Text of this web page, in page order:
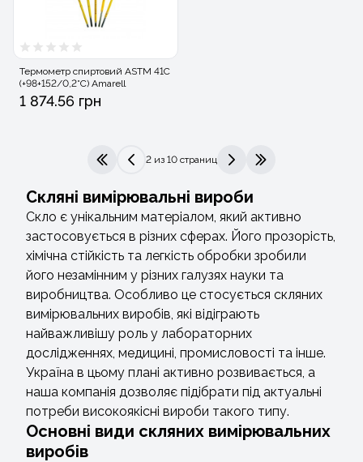
Термометр спиртовий ASTM 41С
(+98+152/0,2°C) Amarell
1 874.56 грн
|< <
2 из 10 страниц
> >|
Скляні вимірювальні вироби
Скло є унікальним матеріалом, який активно
застосовується в різних сферах. Його прозорість,
хімічна стійкість та легкість обробки зробили
його незамінним у різних галузях науки та
виробництва. Особливо це стосується скляних
вимірювальних виробів, які відіграють
найважливішу роль у лабораторних
дослідженнях, медицині, промисловості та інше.
Україна в цьому плані активно розвивається, а
наша компанія дозволяє підібрати під актуальні
потреби високоякісні вироби такого типу.
Основні види скляних вимірювальних
виробів